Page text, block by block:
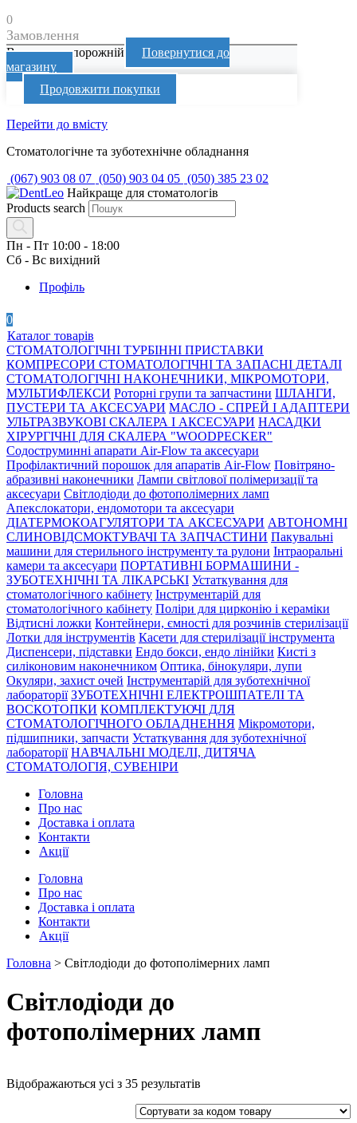
0
Замовлення
Ваш кошик порожній
Повернутися до
магазину
Продовжити покупки
Перейти до вмісту
Стоматологічне та зуботехнічне обладнання
(067) 903 08 07 (050) 903 04 05 (050) 385 23 02
Найкраще для стоматологів
Products search
Пн - Пт 10:00 - 18:00
Сб - Вс вихідний
Профіль
0
Каталог товарів
СТОМАТОЛОГІЧНІ ТУРБІННІ ПРИСТАВКИ
КОМПРЕСОРИ СТОМАТОЛОГІЧНІ ТА ЗАПАСНІ ДЕТАЛІ
СТОМАТОЛОГІЧНІ НАКОНЕЧНИКИ, МІКРОМОТОРИ,
МУЛЬТИФЛЕКСИ Роторні групи та запчастини ШЛАНГИ,
ПУСТЕРИ ТА АКСЕСУАРИ МАСЛО - СПРЕЙ І АДАПТЕРИ
УЛЬТРАЗВУКОВІ СКАЛЕРА І АКСЕСУАРИ НАСАДКИ
ХІРУРГІЧНІ ДЛЯ СКАЛЕРА "WOODPECKER"
Содоструминні апарати Air-Flow та аксесуари
Профілактичний порошок для апаратів Air-Flow Повітряно-
абразивні наконечники Лампи світлової полімеризації та
аксесуари Світлодіоди до фотополімерних ламп
Апекслокатори, ендомотори та аксесуари
ДІАТЕРМОКОАГУЛЯТОРИ ТА АКСЕСУАРИ АВТОНОМНІ
СЛИНОВІДСМОКТУВАЧІ ТА ЗАПЧАСТИНИ Пакувальні
машини для стерильного інструменту та рулони Інтраоральні
камери та аксесуари ПОРТАТИВНІ БОРМАШИНИ -
ЗУБОТЕХНІЧНІ ТА ЛІКАРСЬКІ Устаткування для
стоматологічного кабінету Інструментарій для
стоматологічного кабінету Поліри для цирконію і кераміки
Відтисні ложки Контейнери, ємності для розчинів стерилізації
Лотки для інструментів Касети для стерилізації інструмента
Диспенсери, підставки Ендо бокси, ендо лінійки Кисті з
силіконовим наконечником Оптика, бінокуляри, лупи
Окуляри, захист очей Інструментарій для зуботехнічної
лабораторії ЗУБОТЕХНІЧНІ ЕЛЕКТРОШПАТЕЛІ ТА
ВОСКОТОПКИ КОМПЛЕКТУЮЧІ ДЛЯ
СТОМАТОЛОГІЧНОГО ОБЛАДНЕННЯ Мікромотори,
підшипники, запчасти Устаткування для зуботехнічної
лабораторії НАВЧАЛЬНІ МОДЕЛІ, ДИТЯЧА
СТОМАТОЛОГІЯ, СУВЕНІРИ
Головна
Про нас
Доставка і оплата
Контакти
Акції
Головна
Про нас
Доставка і оплата
Контакти
Акції
Головна > Світлодіоди до фотополімерних ламп
Світлодіоди до
фотополімерних ламп
Відображаються усі з 35 результатів